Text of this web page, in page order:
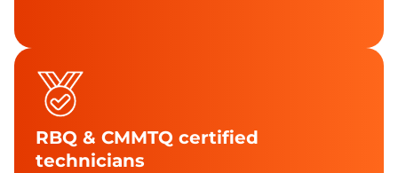
RBQ & CMMTQ certified
technicians